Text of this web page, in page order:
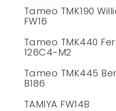
Tameo TMK190
FW16
Tameo TMK440
126C4-M2
Tameo TMK445
B186
TAMIYA FW14B